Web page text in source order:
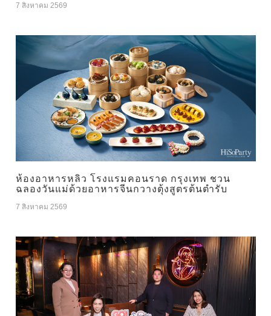
7 สิงหาคม 2569
ห้องอาหารหลิว โรงแรมคอนราด กรุงเทพ ชวน
ฉลองวันแม่ด้วยอาหารจีนกวางตุ้งสูตรต้นตำรับ
7 สิงหาคม 2569